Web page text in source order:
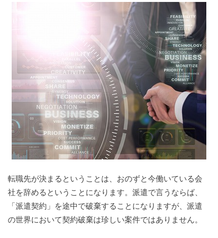
転職先が決まるということは、おのずと今働いている会
社を辞めるということになります。派遣で言うならば、
「派遣契約」を途中で破棄することになりますが、派遣
の世界において契約破棄は珍しい案件ではありません。